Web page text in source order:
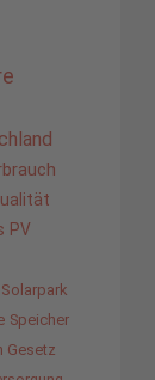
PV
Solarpark
Speicher
Gesetz